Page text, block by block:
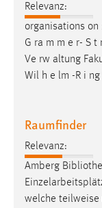
Relevanz:
organisations on
G ra m m e r- S t
Ve rw altung
Wil h e lm -R i
Raumfinder
Relevanz:
Amberg
welche teilweise